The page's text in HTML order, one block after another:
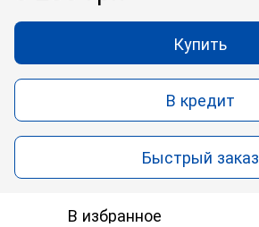
Купить
В кредит
Быстрый заказ
В избранное